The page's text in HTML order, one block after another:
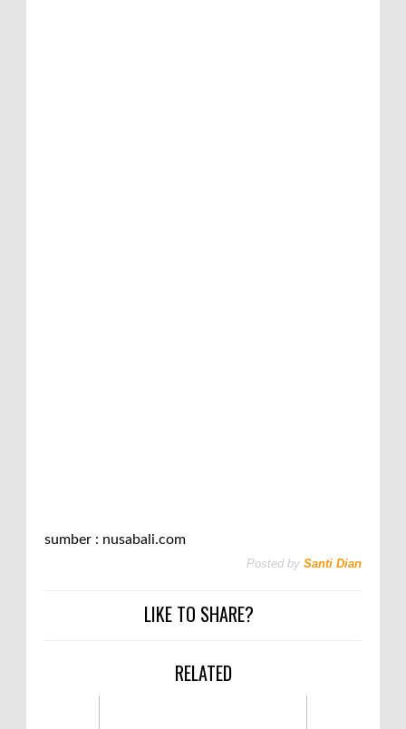
sumber : nusabali.com
Posted by Santi Dian
LIKE TO SHARE?
RELATED